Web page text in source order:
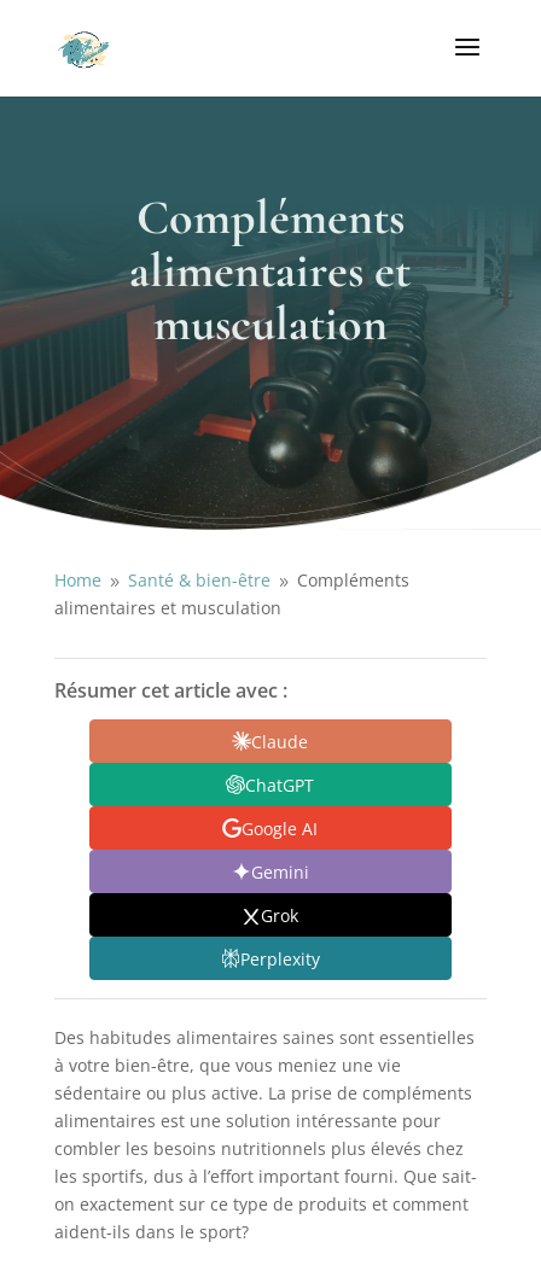
Compléments
alimentaires et
musculation
Home 9 Santé & bien-être 9 Compléments
alimentaires et musculation
Résumer cet article avec :
Claude
ChatGPT
Google AI
Gemini
Grok
Perplexity
Des habitudes alimentaires saines sont essentielles
à votre bien-être, que vous meniez une vie
sédentaire ou plus active. La prise de compléments
alimentaires est une solution intéressante pour
combler les besoins nutritionnels plus élevés chez
les sportifs, dus à l’effort important fourni. Que sait-
on exactement sur ce type de produits et comment
aident-ils dans le sport?